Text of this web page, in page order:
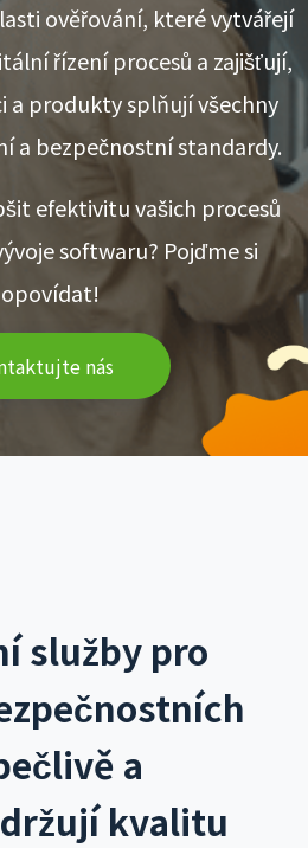
ověřování, které vytvářejí
řízení procesů a zajišťují,
a produkty splňují všechny
a bezpečnostní standardy.
efektivitu vašich procesů
softwaru? Pojďme si
nás
služby pro
a
kvalitu